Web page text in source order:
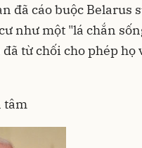
đã cáo buộc Belarus
như một "lá chắn
đã từ chối cho phép họ
tâm